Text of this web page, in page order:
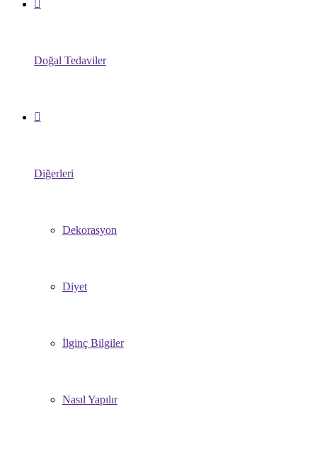
Doğal Tedaviler
Diğerleri
Dekorasyon
Diyet
İlginç Bilgiler
Nasıl Yapılır